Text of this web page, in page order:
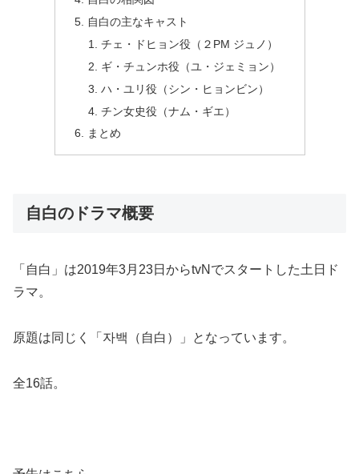
自白の主なキャスト
チェ・ドヒョン役（２PM ジュノ）
ギ・チュンホ役（ユ・ジェミョン）
ハ・ユリ役（シン・ヒョンビン）
チン女史役（ナム・ギエ）
まとめ
自白のドラマ概要
「自白」は2019年3月23日からtvNでスタートした土日ド
ラマ。
原題は同じく「자백（自白）」となっています。
全16話。